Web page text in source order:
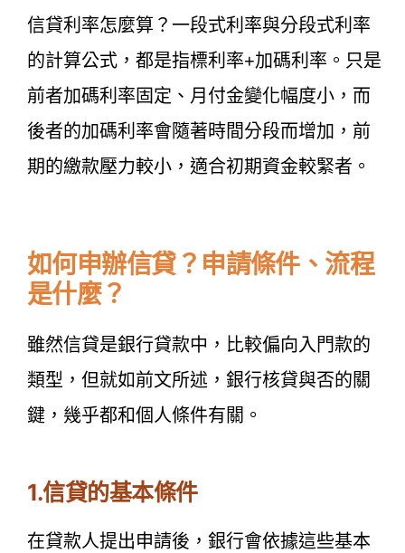
信貸利率怎麼算？一段式利率與分段式利率
的計算公式，都是指標利率+加碼利率。只是
前者加碼利率固定、月付金變化幅度小，而
後者的加碼利率會隨著時間分段而增加，前
期的繳款壓力較小，適合初期資金較緊者。
如何申辦信貸？申請條件、流程
是什麼？
雖然信貸是銀行貸款中，比較偏向入門款的
類型，但就如前文所述，銀行核貸與否的關
鍵，幾乎都和個人條件有關。
1.信貸的基本條件
在貸款人提出申請後，銀行會依據這些基本